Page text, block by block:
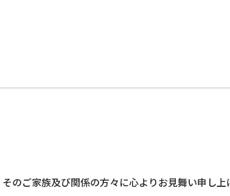
のご家族及び関係の方々に心よりお見舞い申し上